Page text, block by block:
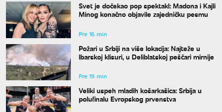
Svet je dočekao pop spektakl: Madona i Kajli
Minog konačno objavile zajedničku pesmu
Pre 16 min
Požari u Srbiji na više lokacija: Najteže u
Ibarskoj klisuri, u Deliblatskoj peščari mirnije
Pre 19 min
Veliki uspeh mladih košarkašica: Srbija u
polufinalu Evropskog prvenstva